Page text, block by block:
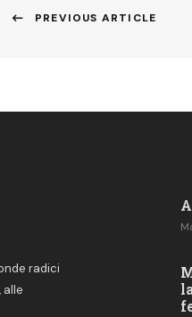
PREVIOUS ARTICLE
radici
alle